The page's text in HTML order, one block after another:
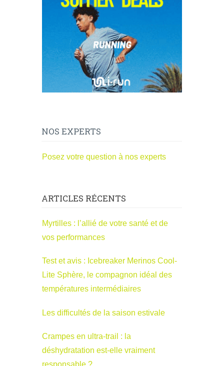
NOS EXPERTS
Posez votre question à nos experts
ARTICLES RÉCENTS
Myrtilles : l’allié de votre santé et de
vos performances
Test et avis : Icebreaker Merinos Cool-
Lite Sphère, le compagnon idéal des
températures intermédiaires
Les difficultés de la saison estivale
Crampes en ultra-trail : la
déshydratation est-elle vraiment
responsable ?